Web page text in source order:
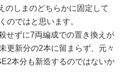
のしまのどちらかに固定して
のではと思います。
せずに7両編成での置き換えが
更新分の2本に留まらず、元々
本分も新造するのではないか